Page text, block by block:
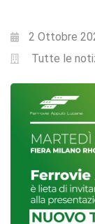
2 Ottobre
Tutte le